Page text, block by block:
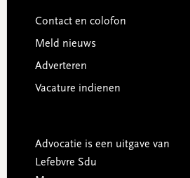
Contact en colofon
Meld nieuws
Adverteren
Vacature indienen
Advocatie is een uitgave van
Lefebvre Sdu